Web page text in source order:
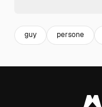
guy persone